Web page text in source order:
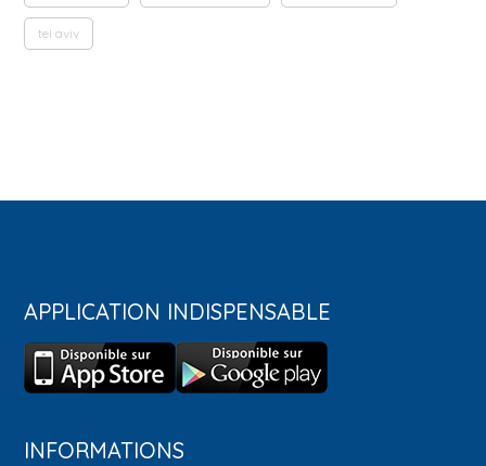
tel aviv
APPLICATION INDISPENSABLE
INFORMATIONS